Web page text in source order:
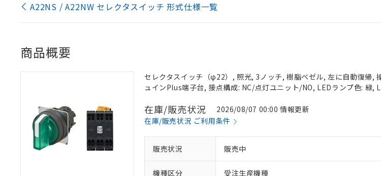
A22NS / A22NW セレクタスイッチ 形式仕様一覧
商品概要
セレクタスイッチ（φ22）, 照光, 3ノッチ, 樹脂ベゼル, 左に自動復帰,
ュインPlus端子台, 接点構成: NC/点灯ユニット/NO, LEDランプ色: 緑,
在庫/販売状況
2026/08/07 00:00 情報更新
在庫/販売状況 ご利用条件
販売状況 販売中
機種区分 受注生産機種